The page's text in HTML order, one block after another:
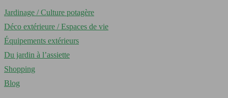
Jardinage / Culture potagère
Déco extérieure / Espaces de vie
Équipements extérieurs
Du jardin à l’assiette
Shopping
Blog